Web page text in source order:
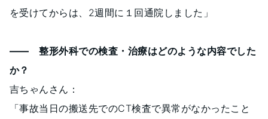
を受けてからは、2週間に１回通院しました」
―― 整形外科での検査・治療はどのような内容でした
か？
吉ちゃんさん：
「事故当日の搬送先でのCT検査で異常がなかったこと